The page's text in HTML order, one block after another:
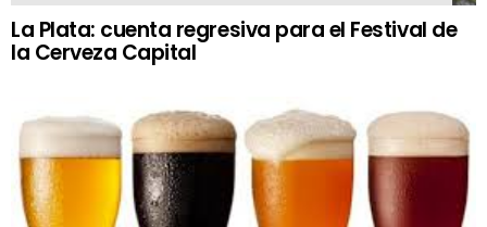
La Plata: cuenta regresiva para el Festival de
la Cerveza Capital